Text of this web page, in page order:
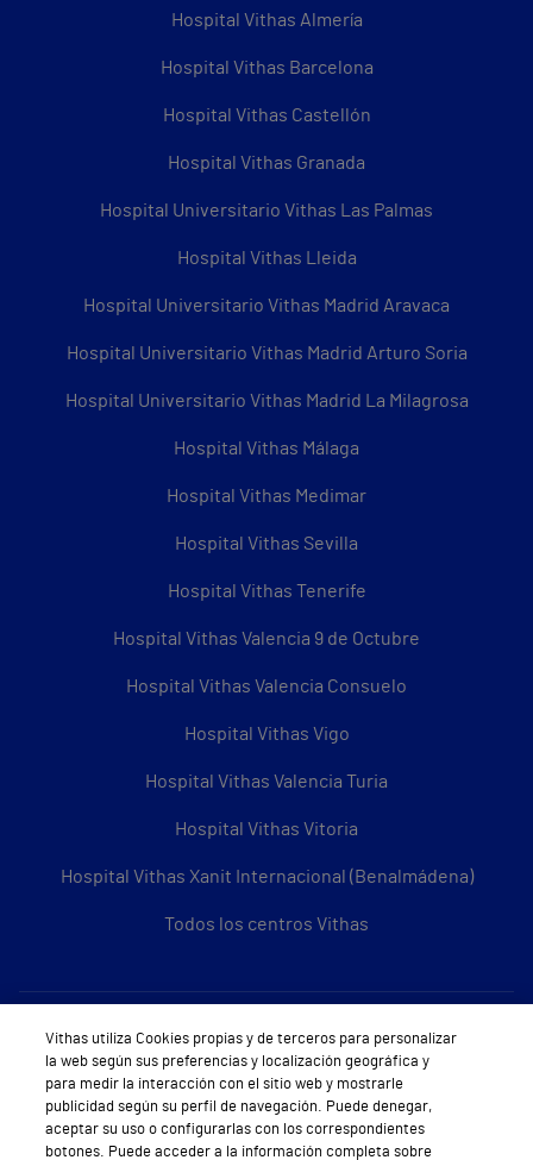
Hospital Vithas Almería
Hospital Vithas Barcelona
Hospital Vithas Castellón
Hospital Vithas Granada
Hospital Universitario Vithas Las Palmas
Hospital Vithas Lleida
Hospital Universitario Vithas Madrid Aravaca
Hospital Universitario Vithas Madrid Arturo Soria
Hospital Universitario Vithas Madrid La Milagrosa
Hospital Vithas Málaga
Hospital Vithas Medimar
Hospital Vithas Sevilla
Hospital Vithas Tenerife
Hospital Vithas Valencia 9 de Octubre
Hospital Vithas Valencia Consuelo
Hospital Vithas Vigo
Hospital Vithas Valencia Turia
Hospital Vithas Vitoria
Hospital Vithas Xanit Internacional (Benalmádena)
Todos los centros Vithas
Sobre Vithas
Quiénes somos
Trabajar en Vithas
Vithas utiliza Cookies propias y de terceros para personalizar
la web según sus preferencias y localización geográfica y
para medir la interacción con el sitio web y mostrarle
publicidad según su perfil de navegación. Puede denegar,
aceptar su uso o configurarlas con los correspondientes
botones. Puede acceder a la información completa sobre